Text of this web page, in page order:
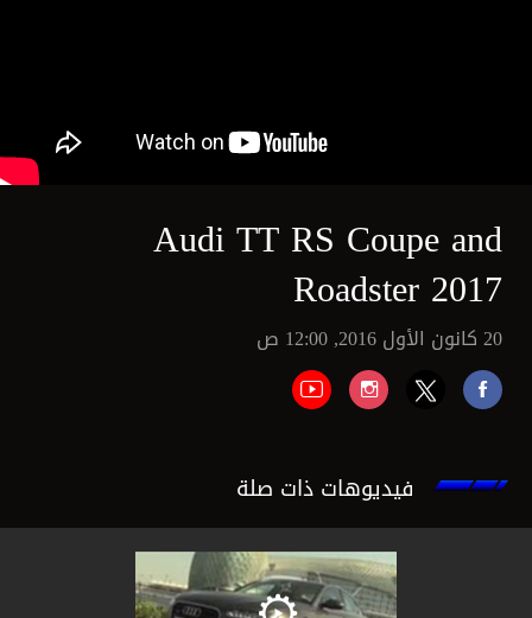
Audi TT RS Coupe and
Roadster 2017
20 كانون الأول 2016, 12:00 ص
فيديوهات ذات صلة